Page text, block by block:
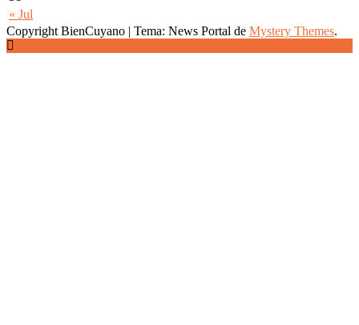
« Jul
Copyright BienCuyano | Tema: News Portal de Mystery Themes.